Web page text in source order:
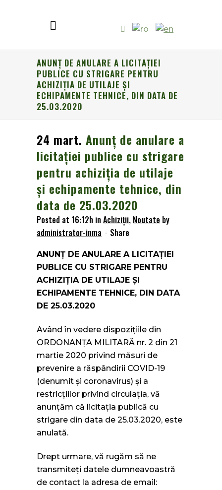
ANUNŢ DE ANULARE A LICITAŢIEI
PUBLICE CU STRIGARE PENTRU
ACHIZIȚIA DE UTILAJE ȘI
ECHIPAMENTE TEHNICE, DIN DATA DE
25.03.2020
24 mart. Anunţ de anulare a
licitaţiei publice cu strigare
pentru achiziția de utilaje
și echipamente tehnice, din
data de 25.03.2020
Posted at 16:12h in Achiziții, Noutate by
administrator-inma
Share
ANUNŢ DE ANULARE A LICITAŢIEI
PUBLICE CU STRIGARE PENTRU
ACHIZIŢIA DE UTILAJE ȘI
ECHIPAMENTE TEHNICE, DIN DATA
DE 25.03.2020
Având în vedere dispoziţiile din
ORDONANŢA MILITARĂ nr. 2 din 21
martie 2020 privind măsuri de
prevenire a răspândirii COVID-19
(denumit și coronavirus) și a
restricţiilor privind circulaţia, vă
anunţăm că licitaţia publică cu
strigare din data de 25.03.2020, este
anulată.
Drept urmare, vă rugăm să ne
transmiteţi datele dumneavoastră
de contact la adresa de email: